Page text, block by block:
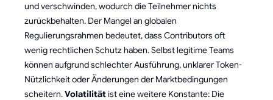
und verschwinden, wodurch die Teilnehmer nichts
zurückbehalten. Der Mangel an globalen
Regulierungsrahmen bedeutet, dass Contributors oft
wenig rechtlichen Schutz haben. Selbst legitime Teams
können aufgrund schlechter Ausführung, unklarer Token-
Nützlichkeit oder Änderungen der Marktbedingungen
scheitern.Volatilitätist eine weitere Konstante: Die